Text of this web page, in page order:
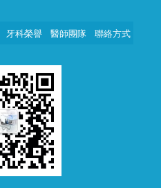
牙科榮譽 醫師團隊 聯絡方式